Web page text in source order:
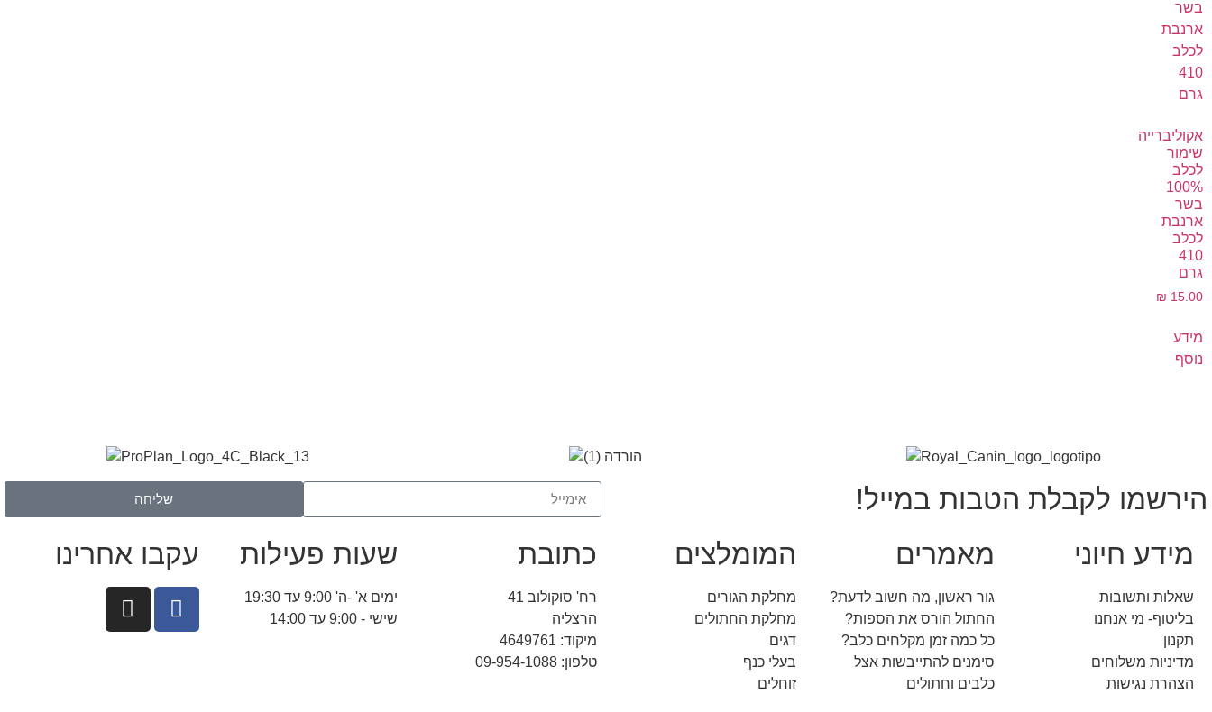
אקוליברייה
שימור
לכלב
100%
בשר
ארנבת
לכלב
410
גרם
₪ 15.00
מידע
נוסף
הירשמו לקבלת הטבות במייל! שליחה
מידע חיוני
שאלות ותשובות
בליטוף- מי אנחנו
תקנון
מדיניות משלוחים
הצהרת נגישות
מאמרים
גור ראשון, מה חשוב לדעת?
החתול הורס את הספות?
כל כמה זמן מקלחים כלב?
סימנים להתייבשות אצל
כלבים וחתולים
המומלצים
מחלקת הגורים
מחלקת החתולים
דגים
בעלי כנף
זוחלים
כתובת
רח' סוקולוב 41
הרצליה
מיקוד: 4649761
טלפון: 09-954-1088
שעות פעילות
ימים א' -ה' 9:00 עד 19:30
שישי - 9:00 עד 14:00
עקבו אחרינו